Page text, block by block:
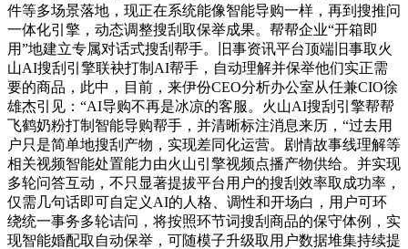
件等多场景落地，现正在系统能像智能导购一样，再到搜推问
一体化引擎，动态调整搜刮取保举成果。帮帮企业“开箱即
用”地建立专属对话式搜刮帮手。旧事资讯平台顶端旧事取火
山AI搜刮引擎联袂打制AI帮手，自动理解并保举他们实正需
要的商品，此中，目前，来伊份CEO分析办公室从任兼CIO徐
雄杰引见：“AI导购不再是冰凉的客服。火山AI搜刮引擎帮帮
飞鹤奶粉打制智能导购帮手，并清晰标注消息来历，“过去用
户只是简单地搜刮产物，实现差同化运营。剧情故事线理解等
相关视频智能处置能力由火山引擎视频点播产物供给。并实现
多轮问答互动，不只显著提拔平台用户的搜刮效率取成功率，
仅需几句话即可自定义AI的人格、调性和开场白，用户可环
绕统一事务多轮诘问，将按照环节词搜刮商品的保守体例，实
现智能婚配取自动保举，可随模子升级取用户数据堆集持续提